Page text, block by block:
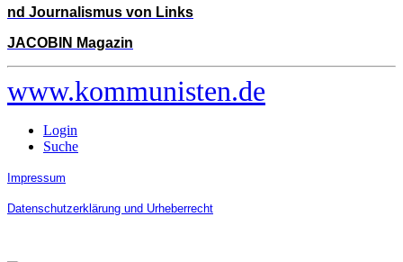
nd Journalismus von Links
JACOBIN Magazin
www.kommunisten.de
Login
Suche
Impressum
Datenschutzerklärung und Urheberrecht